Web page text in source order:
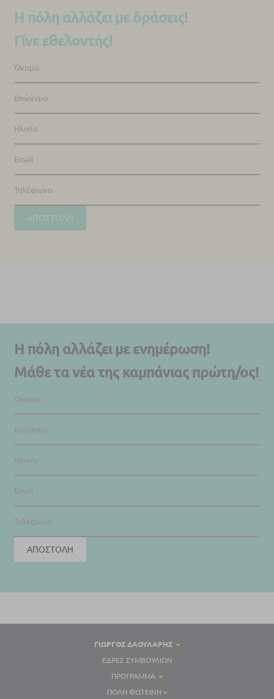
Η πόλη αλλάζει με δράσεις!
Γίνε εθελοντής!
Η πόλη αλλάζει με ενημέρωση!
Μάθε τα νέα της καμπάνιας πρώτη/ος!
ΓΙΏΡΓΟΣ ΔΑΟΥΛΑΡΗΣ
ΈΔΡΕΣ ΣΥΜΒΟΥΛΊΩΝ
ΠΡΌΓΡΑΜΜΑ
ΠΌΛΗ ΦΩΤΕΙΝΉ